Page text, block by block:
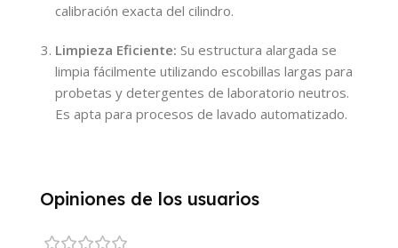
calibración exacta del cilindro.
Limpieza Eficiente: Su estructura alargada se
limpia fácilmente utilizando escobillas largas para
probetas y detergentes de laboratorio neutros.
Es apta para procesos de lavado automatizado.
Opiniones de los usuarios